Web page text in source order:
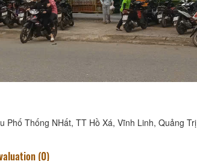
Phố Thống NHất, TT Hồ Xá, Vĩnh Linh, Quảng Trị
(0)